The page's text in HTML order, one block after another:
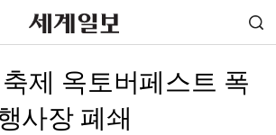
제 옥토버페스트 폭
사장 폐쇄